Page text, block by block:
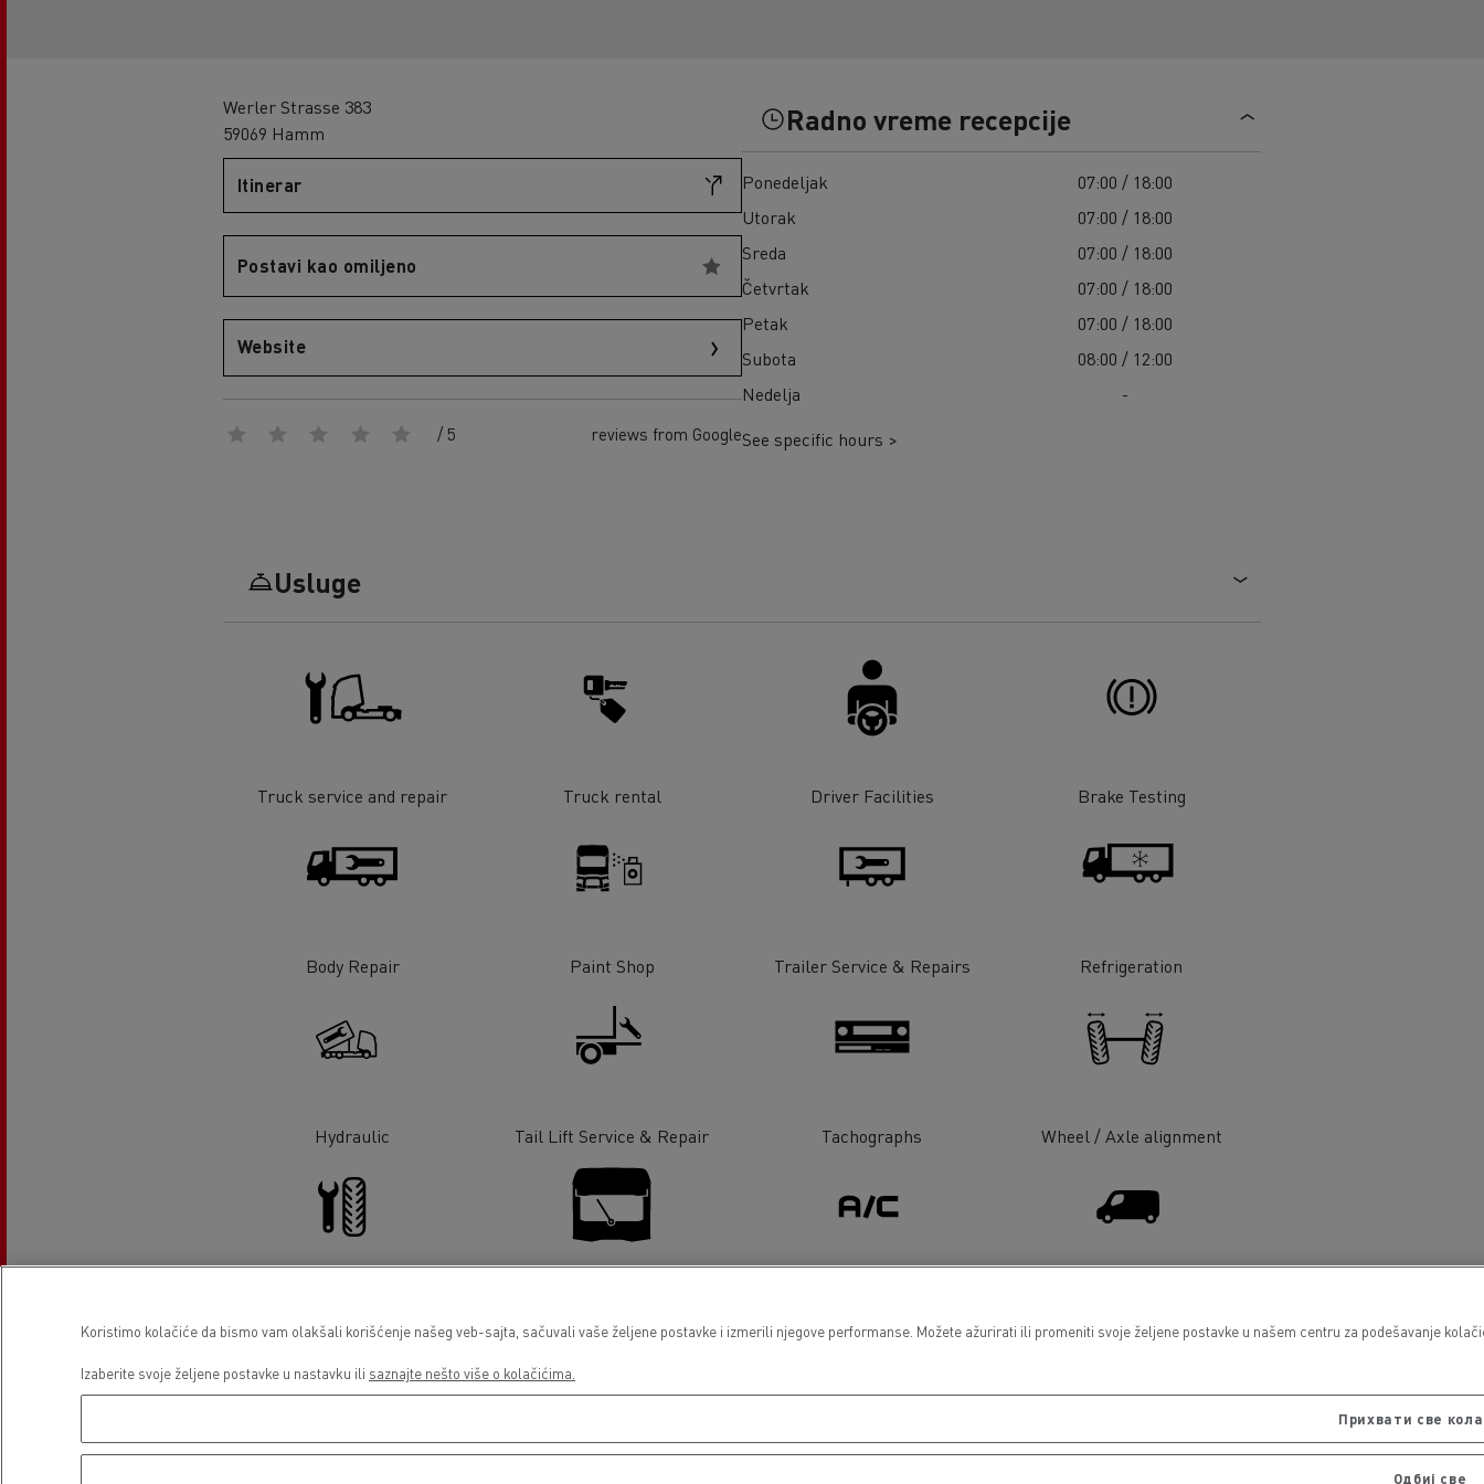
Naša 360° potpuno električna ponuda
Pouzdanost električnih kamiona
Werler Strasse 383
59069 Hamm
Itinerar
Postavi kao omiljeno
Website
/ 5 reviews from Google
Radno vreme recepcije
Ponedeljak
07:00 / 18:00
Utorak
07:00 / 18:00
Sreda
07:00 / 18:00
Četvrtak
07:00 / 18:00
Petak
07:00 / 18:00
Subota
08:00 / 12:00
Nedelja
-
See specific hours >
Usluge
Truck service and repair Truck rental Driver Facilities Brake Testing
Body Repair Paint Shop Trailer Service & Repairs Refrigeration
Hydraulic Tail Lift Service & Repair Tachographs Wheel / Axle alignment
Distribution
Koristimo kolačiće da bismo vam olakšali korišćenje našeg veb-sajta, sačuvali vaše željene postavke i izmerili njegove performanse. Možete ažurirati ili promeniti svoje željene postavke u našem centru za podešavanje
Izaberite svoje željene postavke u nastavku ili saznajte nešto više o kolačićima.
Прихвати све
Одбиј све